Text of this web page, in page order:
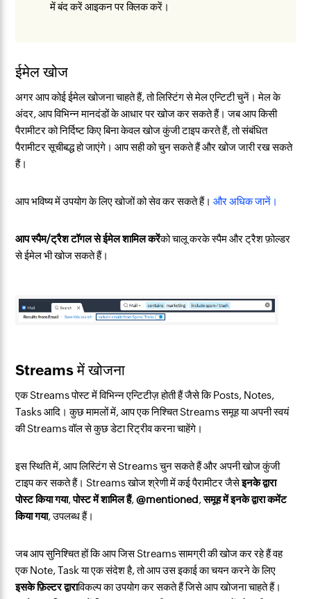
में बंद करें आइकन पर क्लिक करें।
ईमेल खोज
अगर आप कोई ईमेल खोजना चाहते हैं, तो लिस्टिंग सेमेलएन्टिटी चुनें। मेल के
अंदर, आप विभिन्न मानदंडों के आधार पर खोज कर सकते हैं। जब आप किसी
पैरामीटर को निर्दिष्ट किए बिना केवल खोज कुंजी टाइप करते हैं, तो संबंधित
पैरामीटर सूचीबद्ध हो जाएंगे। आप सही को चुन सकते हैं और खोज जारी रख सकते
हैं।
आप भविष्य में उपयोग के लिए खोजों को सेव कर सकते हैं।और अधिक जानें।
आप स्पैम/ट्रैश टॉगल से ईमेल शामिल करेंको चालू करके स्पैम और ट्रैश फ़ोल्डर
से ईमेल भी खोज सकते हैं।
Streams में खोजना
एक Streams पोस्ट में विभिन्न एन्टिटीज़ होती हैं जैसे कि Posts, Notes,
Tasks आदि। कुछ मामलों में, आप एक निश्चित Streams समूह या अपनी स्वयं
की Streams वॉल से कुछ डेटा रिट्रीव करना चाहेंगे।
इस स्थिति में, आप लिस्टिंग से Streams चुन सकते हैं और अपनी खोज कुंजी
टाइप कर सकते हैं। Streams खोज श्रेणी में कई पैरामीटर जैसेइनके द्वारा
पोस्ट किया गया,पोस्ट में शामिल हैं,@mentioned,समूह में इनके द्वारा कमेंट
किया गया, उपलब्ध हैं।
जब आप सुनिश्चित हों कि आप जिस Streams सामग्री की खोज कर रहे हैं वह
एक Note, Task या एक संदेश है, तो आप उस इकाई का चयन करने के लिए
इसके फ़िल्टर द्वाराविकल्प का उपयोग कर सकते हैं जिसे आप खोजना चाहते हैं।